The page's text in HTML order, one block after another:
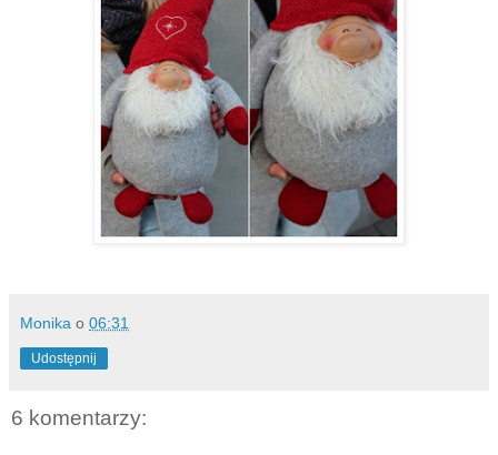
Monika o 06:31
Udostępnij
6 komentarzy: